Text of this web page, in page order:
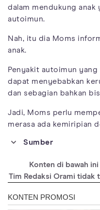
dalam mendukung
autoimun.
Nah, itu dia Moms
anak.
Penyakit autoimun
dapat menyebabkan
dan sebagian bahkan
Jadi, Moms perlu
merasa ada kemiripian
Sumber
https://
https://
Konten di bawah
Tim Redaksi Orami tidak